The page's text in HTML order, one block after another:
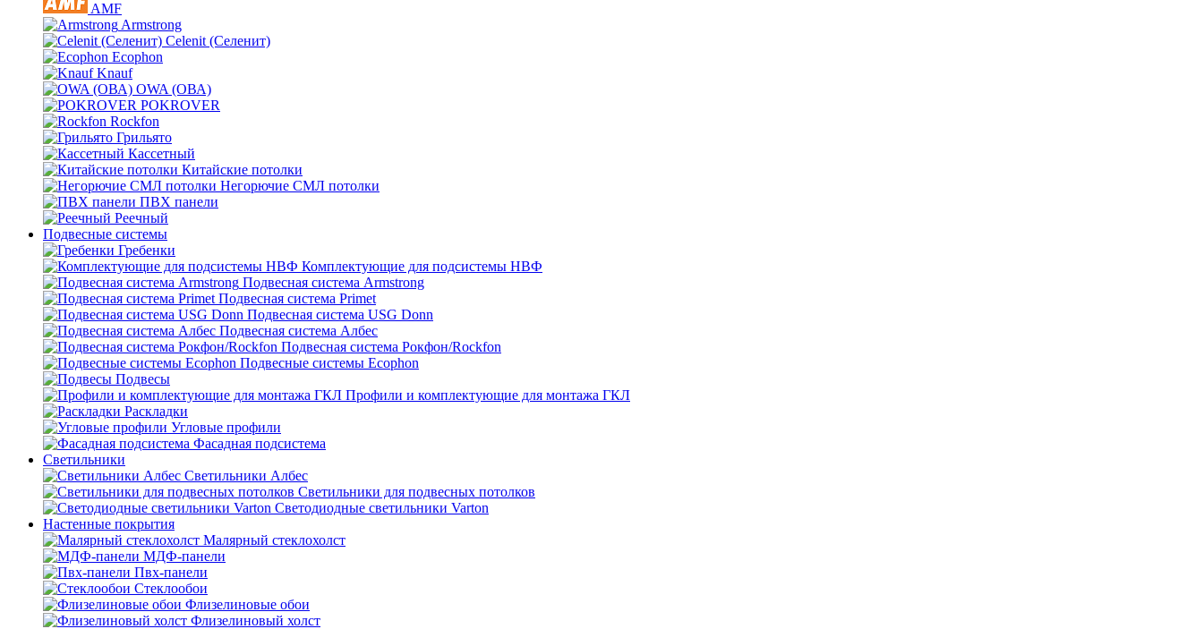
AMF
Armstrong
Celenit (Селенит)
Ecophon
Knauf
OWA (ОВА)
POKROVER
Rockfon
Грильято
Кассетный
Китайские потолки
Негорючие СМЛ потолки
ПВХ панели
Реечный
Подвесные системы
Гребенки
Комплектующие для подсистемы НВФ
Подвесная система Armstrong
Подвесная система Primet
Подвесная система USG Donn
Подвесная система Албес
Подвесная система Рокфон/Rockfon
Подвесные системы Ecophon
Подвесы
Профили и комплектующие для монтажа ГКЛ
Раскладки
Угловые профили
Фасадная подсистема
Светильники
Светильники Албес
Светильники для подвесных потолков
Светодиодные светильники Varton
Настенные покрытия
Малярный стеклохолст
МДФ-панели
Пвх-панели
Стеклообои
Флизелиновые обои
Флизелиновый холст